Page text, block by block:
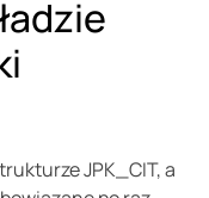
JPK_CIT, a